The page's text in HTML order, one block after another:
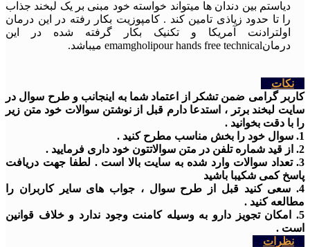
دیاستم بین دندان ها میتواند خواسته خود مبنی بر یک لبخند جذاب
را تا حدود زیاذی تامین کند . کامپوزیت بکار رفته در این درمان
اولترادنت آمریکا و تکنیک بکار گرفته شده در این
درمانemamgholipour hands free technical میباشد.
نکات
کاربر گرامی ضمن تشکر از اعتماد شما به اینجانب و طرح سوال در
سایت لبخند برتر ، استدعا دارم قبل از نوشتن سوالات خود متن زیر
را با دقت بخوانید .
1. سوال خود را بخش مناسب مطرح کنید .
2. از قید شماره تلفن در متن سوالاتتون خود داری فرمایید .
3. تعداد سوالات وارد شده به سایت بالا است . لطفا جهت دریافت
پاسخ کمی شکیبا باشید
4. سعی کنید قبل از طرح سوال ، جواب های سایر کاربران را
مطالعه کنید .
5. امکان تجویز دارو به وسیله کامنت وجود ندارد و خلاف قوانین
است .
نظرات